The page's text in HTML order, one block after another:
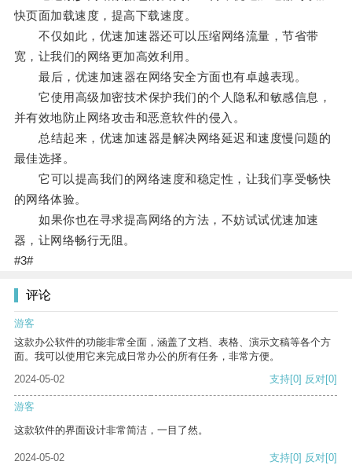
快页面加载速度，提高下载速度。
不仅如此，优速加速器还可以压缩网络流量，节省带
宽，让我们的网络更加高效利用。
最后，优速加速器在网络安全方面也有卓越表现。
它使用高级加密技术保护我们的个人隐私和敏感信息，
并有效地防止网络攻击和恶意软件的侵入。
总结起来，优速加速器是解决网络延迟和速度慢问题的
最佳选择。
它可以提高我们的网络速度和稳定性，让我们享受畅快
的网络体验。
如果你也在寻求提高网络的方法，不妨试试优速加速
器，让网络畅行无阻。
#3#
评论
游客
这款办公软件的功能非常全面，涵盖了文档、表格、演示文稿等各个方
面。我可以使用它来完成日常办公的所有任务，非常方便。
2024-05-02
支持[0] 反对[0]
游客
这款软件的界面设计非常简洁，一目了然。
2024-05-02 支持[0] 反对[0]